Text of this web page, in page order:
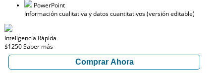
PowerPoint
Información cualitativa y datos cuantitativos (versión editable)
Inteligencia Rápida
$1250Saber más
Comprar Ahora